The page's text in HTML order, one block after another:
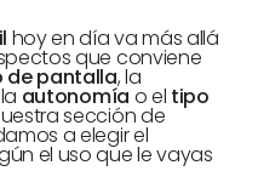
hoy en día va más allá
que conviene
de pantalla, la
autonomía o el tipo
sección de
a elegir el
el uso que le vayas